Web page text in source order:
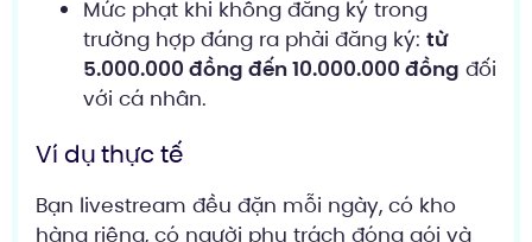
Mức phạt khi không đăng ký trong
trường hợp đáng ra phải đăng ký: từ
5.000.000 đồng đến 10.000.000 đồng đối
với cá nhân.
Ví dụ thực tế
Bạn livestream đều đặn mỗi ngày, có kho
hàng riêng, có người phụ trách đóng gói và